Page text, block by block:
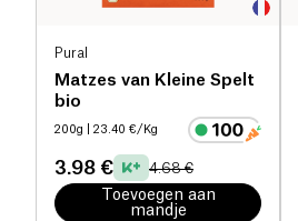
Pural
Matzes van Kleine Spelt
bio
200g | 23.40 €/Kg
3.98 € 4.68 €
Toevoegen aan
mandje